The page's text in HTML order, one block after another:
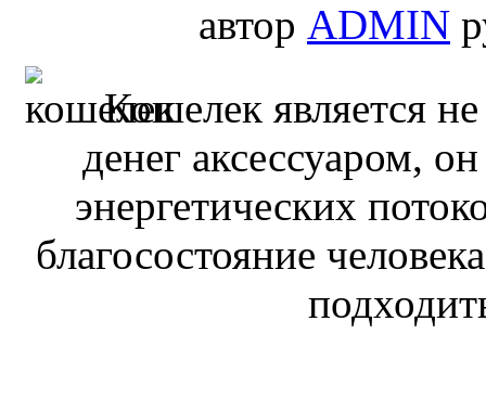
автор ADMIN
Кошелек является
денег аксессуаром,
энергетических
благосостояние